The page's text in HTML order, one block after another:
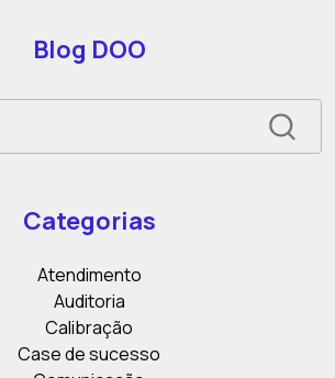
Blog DOO
Categorias
Atendimento
Auditoria
Calibração
Case de sucesso